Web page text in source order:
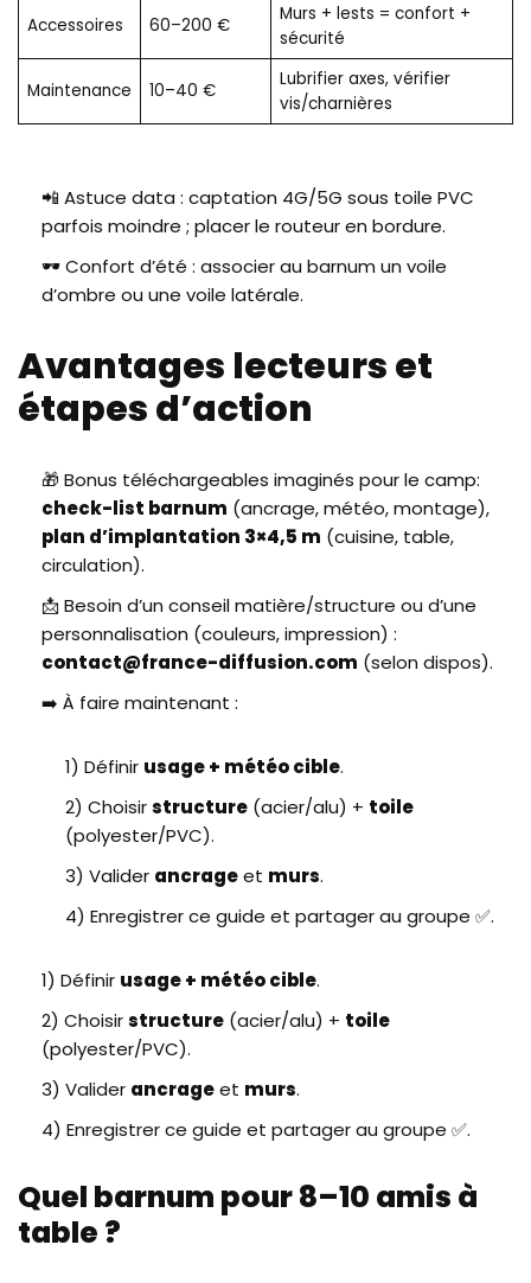
Accessoires 60–200 €
Murs + lests = confort +
sécurité
Maintenance 10–40 €
Lubrifier axes, vérifier
vis/charnières
📲 Astuce data : captation 4G/5G sous toile PVC
parfois moindre ; placer le routeur en bordure.
🕶️ Confort d’été : associer au barnum un voile
d’ombre ou une voile latérale.
Avantages lecteurs et
étapes d’action
🎁 Bonus téléchargeables imaginés pour le camp:
check-list barnum (ancrage, météo, montage),
plan d’implantation 3×4,5 m (cuisine, table,
circulation).
📩 Besoin d’un conseil matière/structure ou d’une
personnalisation (couleurs, impression) :
contact@france-diffusion.com (selon dispos).
➡️ À faire maintenant :
1) Définir usage + météo cible.
2) Choisirstructure (acier/alu) + toile
(polyester/PVC).
3) Valider ancrageet murs.
4) Enregistrer ce guide et partager au groupe ✅.
1) Définir usage + météo cible.
2) Choisirstructure (acier/alu) + toile
(polyester/PVC).
3) Valider ancrageet murs.
4) Enregistrer ce guide et partager au groupe ✅.
Quel barnum pour 8–10 amis à
table ?